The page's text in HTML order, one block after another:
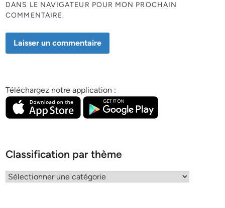
DANS LE NAVIGATEUR POUR MON PROCHAIN
COMMENTAIRE.
Téléchargez notre application :
Classification par thème
Classification